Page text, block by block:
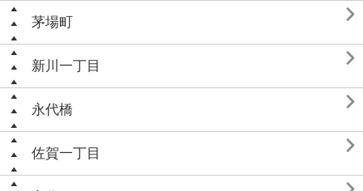
茅場町 
新川一丁目 
永代橋 
佐賀一丁目 